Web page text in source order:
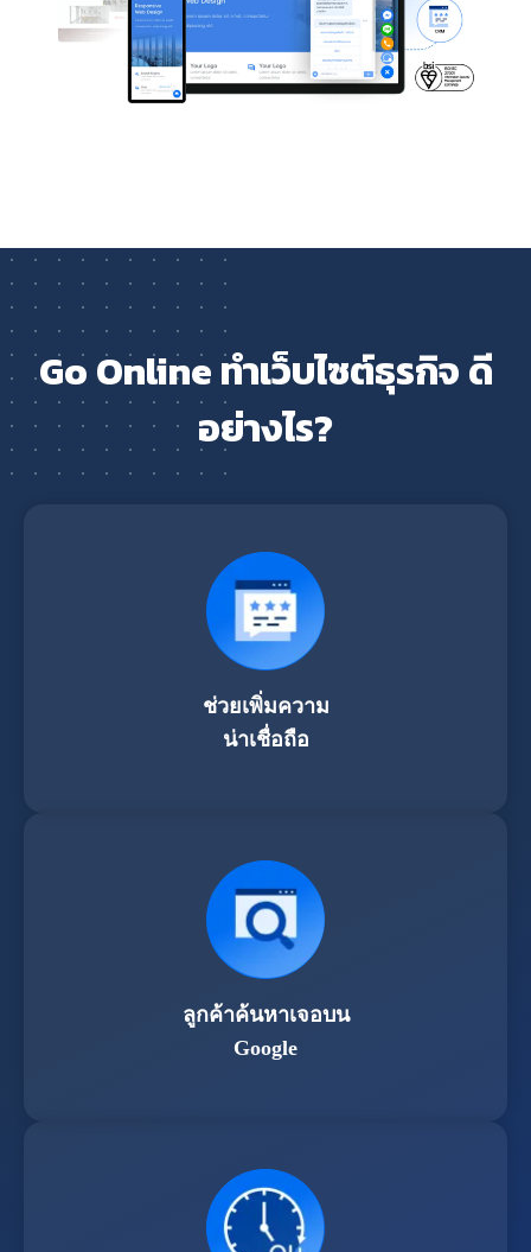
Go Online ทำเว็บไซต์ธุรกิจ ดี
อย่างไร?
ช่วยเพิ่มความ
น่าเชื่อถือ
ลูกค้าค้นหาเจอบน
Google